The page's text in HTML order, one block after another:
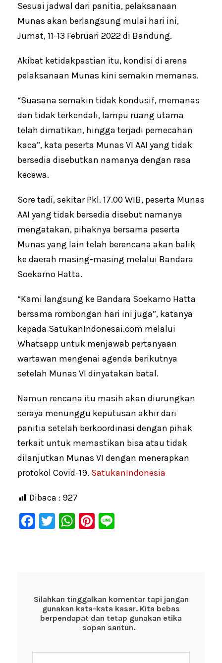
Sesuai jadwal dari panitia, pelaksanaan
Munas akan berlangsung mulai hari ini,
Jumat, 11-13 Februari 2022 di Bandung.
Akibat ketidakpastian itu, kondisi di arena
pelaksanaan Munas kini semakin memanas.
“Suasana semakin tidak kondusif, memanas
dan tidak terkendali, lampu ruang utama
telah dimatikan, hingga terjadi pemecahan
kaca”, kata peserta Munas VI AAI yang tidak
bersedia disebutkan namanya dengan rasa
kecewa.
Sore tadi, sekitar Pkl. 17.00 WIB, peserta Munas
AAI yang tidak bersedia disebut namanya
mengatakan, pihaknya bersama peserta
Munas yang lain telah berencana akan balik
ke daerah masing-masing melalui Bandara
Soekarno Hatta.
“Kami langsung ke Bandara Soekarno Hatta
bersama rombongan hari ini juga”, katanya
kepada SatukanIndonesai.com melalui
Whatsapp untuk menjawab pertanyaan
wartawan mengenai agenda berikutnya
setelah Munas VI dinyatakan batal.
Namun rencana itu masih akan diurungkan
seraya menunggu keputusan akhir dari
panitia setelah berkoordinasi dengan pihak
terkait untuk memastikan bisa atau tidak
dilanjutkan Munas VI dengan menerapkan
protokol Covid-19. SatukanIndonesia
Dibaca : 927
F
o
o
T
W
p
p
Pi
Silahkan tinggalkan komentar tapi jangan
gunakan kata-kata kasar. Kita bebas
berpendapat dan tetap gunakan etika
sopan santun.